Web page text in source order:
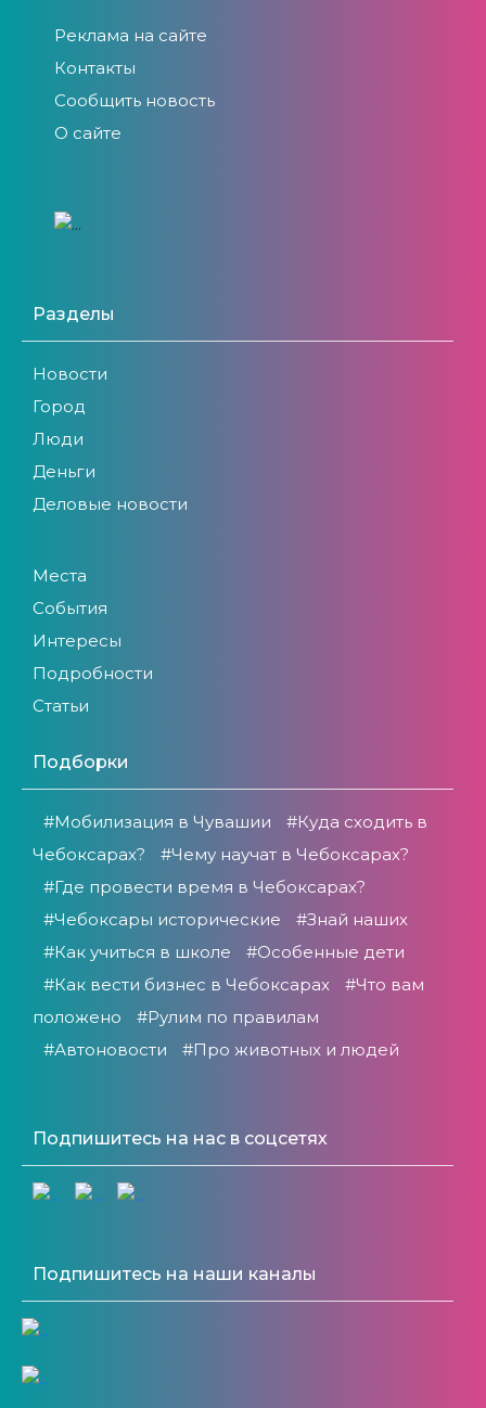
Реклама на сайте
Контакты
Сообщить новость
О сайте
Разделы
Новости
Город
Люди
Деньги
Деловые новости
Места
События
Интересы
Подробности
Статьи
Подборки
#Мобилизация в Чувашии
#Куда сходить в
Чебоксарах?
#Чему научат в Чебоксарах?
#Где провести время в Чебоксарах?
#Чебоксары исторические
#Знай наших
#Как учиться в школе
#Особенные дети
#Как вести бизнес в Чебоксарах
#Что вам
положено
#Рулим по правилам
#Автоновости
#Про животных и людей
Подпишитесь на нас в соцсетях
Подпишитесь на наши каналы